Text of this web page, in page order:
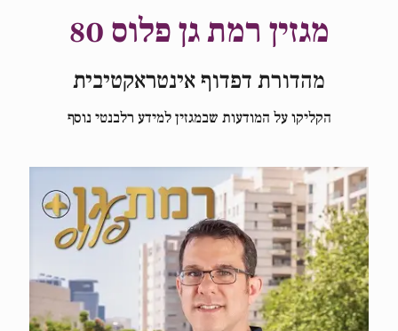
מגזין רמת גן פלוס 80
מהדורת דפדוף אינטראקטיבית
הקליקו על המודעות שבמגזין למידע רלבנטי נוסף